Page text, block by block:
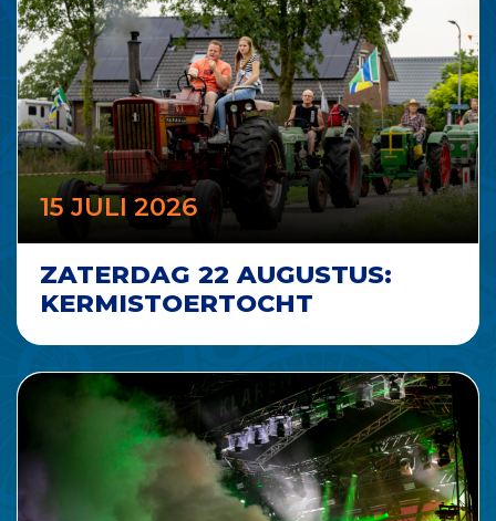
15 JULI 2026
ZATERDAG 22 AUGUSTUS:
KERMISTOERTOCHT